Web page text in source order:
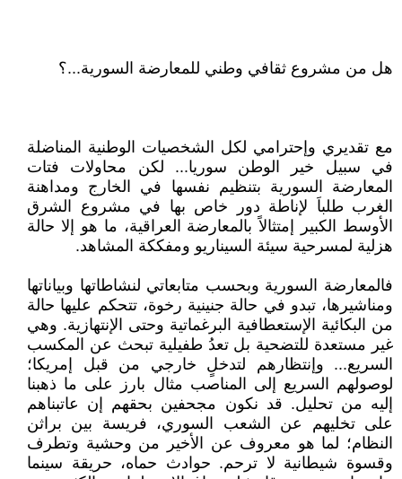
هل من مشروع ثقافي وطني للمعارضة السورية...؟
مع تقديري وإحترامي لكل الشخصيات الوطنية المناضلة
في سبيل خير الوطن سوريا... لكن محاولات فتات
المعارضة السورية بتنظيم نفسها في الخارج ومداهنة
الغرب طلباَ لإناطة دور خاص بها في مشروع الشرق
الأوسط الكبير إمتثالاً بالمعارضة العراقية، ما هو إلا حالة
هزلية لمسرحية سيئة السيناريو ومفككة المشاهد.
فالمعارضة السورية وبحسب متابعاتي لنشاطاتها وبياناتها
ومناشيرها، تبدو في حالة جنينية رخوة، تتحكم عليها حالة
من البكائية الإستعطافية البرغماتية وحتى الإنتهازية. وهي
غير مستعدة للتضحية بل تعدُ طفيلية تبحث عن المكسب
السريع... وإنتظارهم لتدخلٍ خارجي من قبل إمريكا؛
لوصولهم السريع إلى المناصب مثال بارز على ما ذهبنا
إليه من تحليل. قد نكون مجحفين بحقهم إن عاتبناهم
على تخليهم عن الشعب السوري، فريسة بين براثن
النظام؛ لما هو معروف عن الأخير من وحشية وتطرف
وقسوة شيطانية لا ترحم. حوادث حماه، حريقة سينما